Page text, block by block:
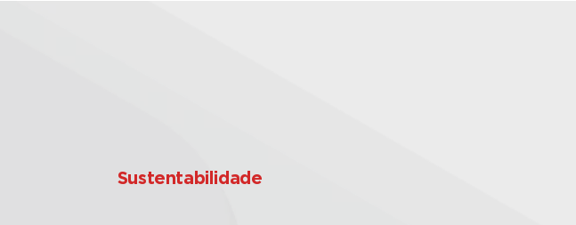
Sustentabilidade